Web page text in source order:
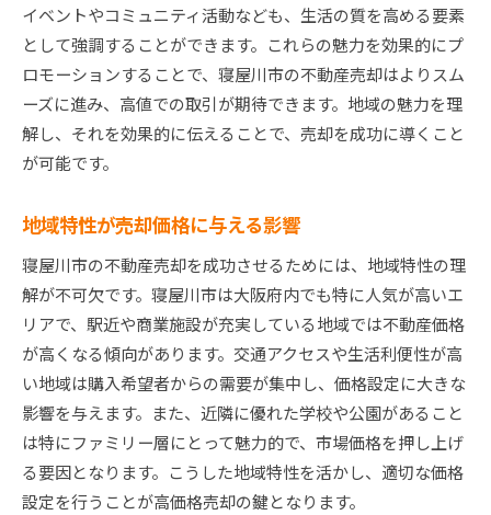
周辺環境情報を活用したアプローチ
買い手が求める生活環境の提供
地域特有の文化や歴史を活かした売却
地元情報を提供することで信頼を得る
寝屋川市の魅力を最大限に伝える方法
践的ステップ
売却準備に必要なステップの洗い出し
プロのサポートを受けるタイミング
売却プロセスを効率化するためのツール
法律や規制の理解と適切な対応
売却成功のための時間管理術
売却後の手続きと次のステップ
寝屋川市不動産売却の成功事例から学ぶ効果的な方
法
イベントやコミュニティ活動なども、生活の質を高める要素
として強調することができます。これらの魅力を効果的にプ
ロモーションすることで、寝屋川市の不動産売却はよりスム
ーズに進み、高値での取引が期待できます。地域の魅力を理
解し、それを効果的に伝えることで、売却を成功に導くこと
が可能です。
地域特性が売却価格に与える影響
寝屋川市の不動産売却を成功させるためには、地域特性の理
解が不可欠です。寝屋川市は大阪府内でも特に人気が高いエ
リアで、駅近や商業施設が充実している地域では不動産価格
が高くなる傾向があります。交通アクセスや生活利便性が高
い地域は購入希望者からの需要が集中し、価格設定に大きな
影響を与えます。また、近隣に優れた学校や公園があること
は特にファミリー層にとって魅力的で、市場価格を押し上げ
る要因となります。こうした地域特性を活かし、適切な価格
設定を行うことが高価格売却の鍵となります。